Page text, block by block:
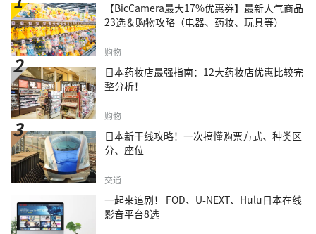
【BicCamera最大17%优惠券】最新人气商品
23选＆购物攻略（电器、药妆、玩具等）
购物
日本药妆店最强指南：12大药妆店优惠比较完
整分析！
购物
日本新干线攻略！一次搞懂购票方式、种类区
分、座位
交通
一起来追剧！ FOD、U-NEXT、Hulu日本在线
影音平台8选